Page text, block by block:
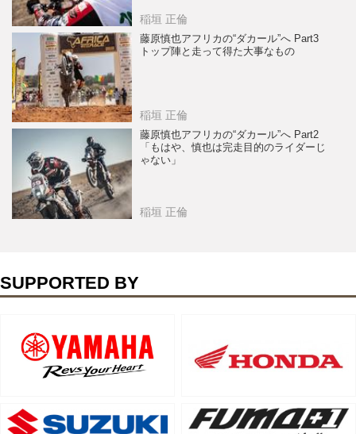
稲垣 正倫
藤原慎也アフリカの“ダカール”へ Part3
トップ陣と走って得た大事なもの
稲垣 正倫
藤原慎也アフリカの“ダカール”へ Part2
「もはや、慎也は完走目的のライダーじ
ゃない」
稲垣 正倫
SUPPORTED BY